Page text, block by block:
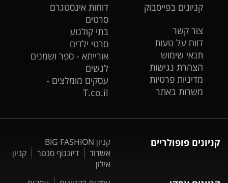
קניונים בפייסבוק
צור קשר
דווח על טעות
תנאי שימוש
הצהרת נגישות
מדיניות פרטיות
משרות באתר
דוחות אינסטגרם
סרטים
בתי קולנוע
סרטי ילדים
אורייתא - ספר ושמנים
לנשים
עסקים מומלצים -
T.co.il
קניונים פופולריים
קניון BIG FASHION
אשדוד
דיזנגוף סנטר
קניון
אילון